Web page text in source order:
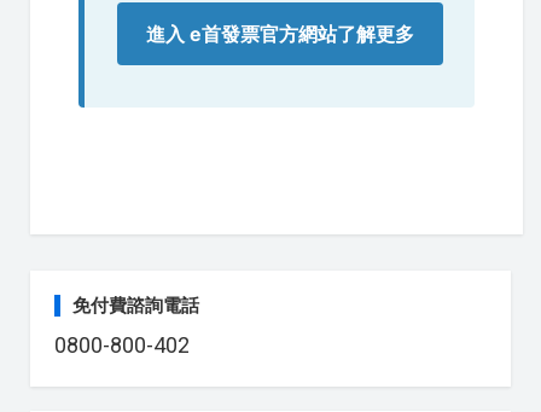
進入 e首發票官方網站了解更多
免付費諮詢電話
0800-800-402